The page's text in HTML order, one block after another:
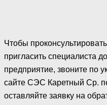
Чтобы
пригласить специалиста
предприятие, звоните по
сайте СЭС Каретный Ср.
оставляйте заявку на